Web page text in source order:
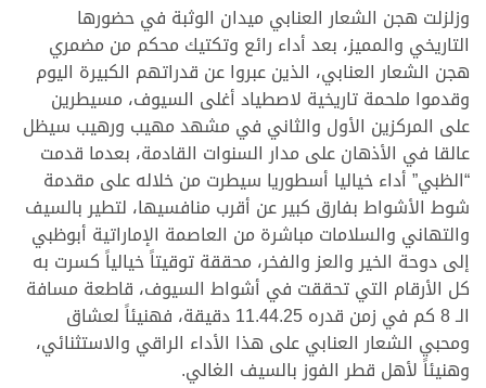
وزلزلت هجن الشعار العنابي ميدان الوثبة في حضورها
التاريخي والمميز، بعد أداء رائع وتكتيك محكم من مضمري
هجن الشعار العنابي، الذين عبروا عن قدراتهم الكبيرة اليوم
وقدموا ملحمة تاريخية لاصطياد أغلى السيوف، مسيطرين
على المركزين الأول والثاني في مشهد مهيب ورهيب سيظل
عالقا في الأذهان على مدار السنوات القادمة، بعدما قدمت
“الظبي” أداء خياليا أسطوريا سيطرت من خلاله على مقدمة
شوط الأشواط بفارق كبير عن أقرب منافسيها، لتطير بالسيف
والتهاني والسلامات مباشرة من العاصمة الإماراتية أبوظبي
إلى دوحة الخير والعز والفخر، محققة توقيتاً خيالياً كسرت به
كل الأرقام التي تحققت في أشواط السيوف، قاطعة مسافة
الـ 8 كم في زمن قدره 11.44.25 دقيقة، فهنيئاً لعشاق
ومحبي الشعار العنابي على هذا الأداء الراقي والاستثنائي،
وهنيئاً لأهل قطر الفوز بالسيف الغالي.